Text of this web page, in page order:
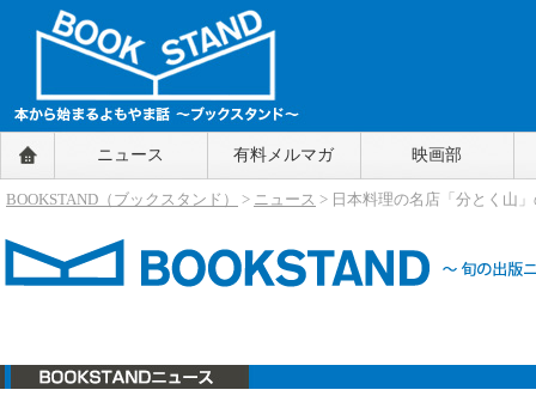
BOOKSTAND（ブックスタンド）
～本から始まるよもやま話～
BOOKSTAND（ブ
ニュース 有料メルマガ 映画部
BOOKSTAND（ブックスタンド） > ニュース > 日本料理の名店「分とく山